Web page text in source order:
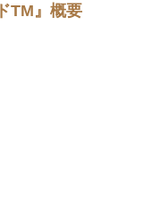
TM』概要